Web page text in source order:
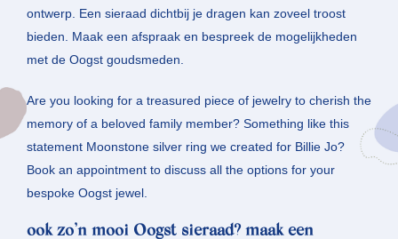
ontwerp. Een sieraad dichtbij je dragen kan zoveel troost
bieden. Maak een afspraak en bespreek de mogelijkheden
met de Oogst goudsmeden.
Are you looking for a treasured piece of jewelry to cherish the
memory of a beloved family member? Something like this
statement Moonstone silver ring we created for Billie Jo?
Book an appointment to discuss all the options for your
bespoke Oogst jewel.
ook zo’n mooi Oogst sieraad? maak een